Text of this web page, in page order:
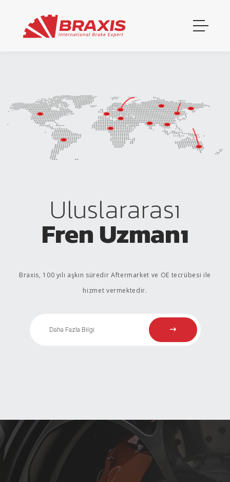
Uluslararası
Fren Uzmanı
Braxis, 100 yılı aşkın süredir Aftermarket ve OE tecrübesi ile
hizmet vermektedir.
Daha Fazla Bilgi